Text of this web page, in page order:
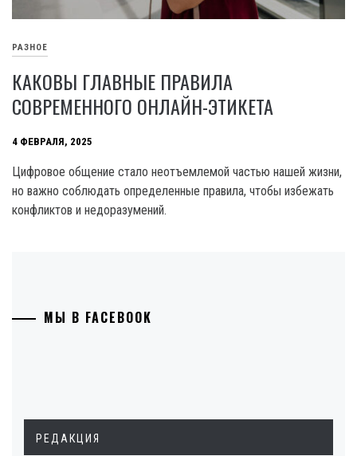
РАЗНОЕ
КАКОВЫ ГЛАВНЫЕ ПРАВИЛА
СОВРЕМЕННОГО ОНЛАЙН-ЭТИКЕТА
4 ФЕВРАЛЯ, 2025
Цифровое общение стало неотъемлемой частью нашей жизни,
но важно соблюдать определенные правила, чтобы избежать
конфликтов и недоразумений.
МЫ В FACEBOOK
РЕДАКЦИЯ